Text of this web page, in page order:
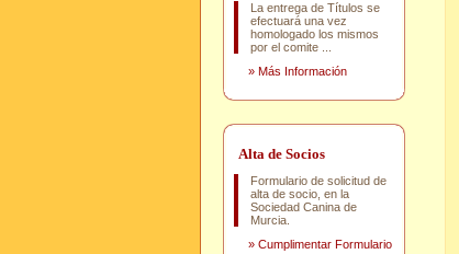
La entrega de Títulos se
efectuará una vez
homologado los mismos
por el comite ...
» Más Información
Alta de Socios
Formulario de solicitud de
alta de socio, en la
Sociedad Canina de
Murcia.
» Cumplimentar Formulario